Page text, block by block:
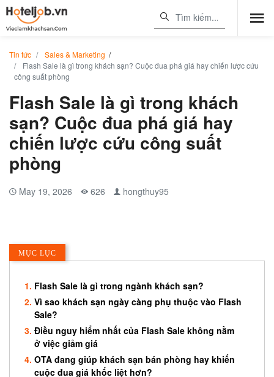
Tin tức Sales & Marketing /
Flash Sale là gì trong khách sạn? Cuộc đua phá giá hay chiến lược cứu
công suất phòng
Flash Sale là gì trong khách
sạn? Cuộc đua phá giá hay
chiến lược cứu công suất
phòng
May 19, 2026 626 hongthuy95
MỤC LỤC
Flash Sale là gì trong ngành khách sạn?
Vì sao khách sạn ngày càng phụ thuộc vào Flash
Sale?
Điều nguy hiểm nhất của Flash Sale không nằm
ở việc giảm giá
OTA đang giúp khách sạn bán phòng hay khiến
cuộc đua giá khốc liệt hơn?